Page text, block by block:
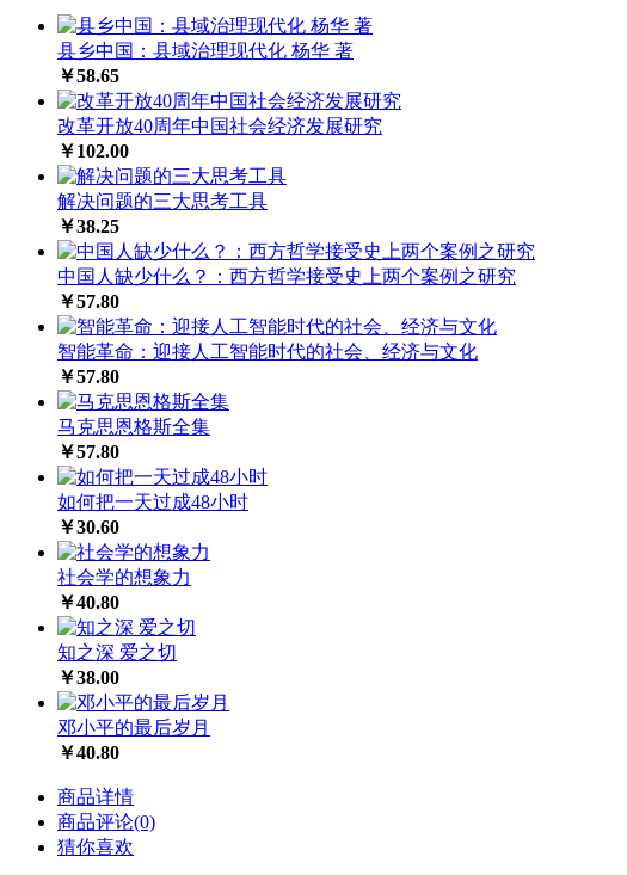
县乡中国：县域治理现代化 杨华 著
￥58.65
改革开放40周年中国社会经济发展研究
￥102.00
解决问题的三大思考工具
￥38.25
中国人缺少什么？：西方哲学接受史上两个案例之研究
￥57.80
智能革命：迎接人工智能时代的社会、经济与文化
￥57.80
马克思恩格斯全集
￥57.80
如何把一天过成48小时
￥30.60
社会学的想象力
￥40.80
知之深 爱之切
￥38.00
邓小平的最后岁月
￥40.80
商品详情
商品评论(0)
猜你喜欢